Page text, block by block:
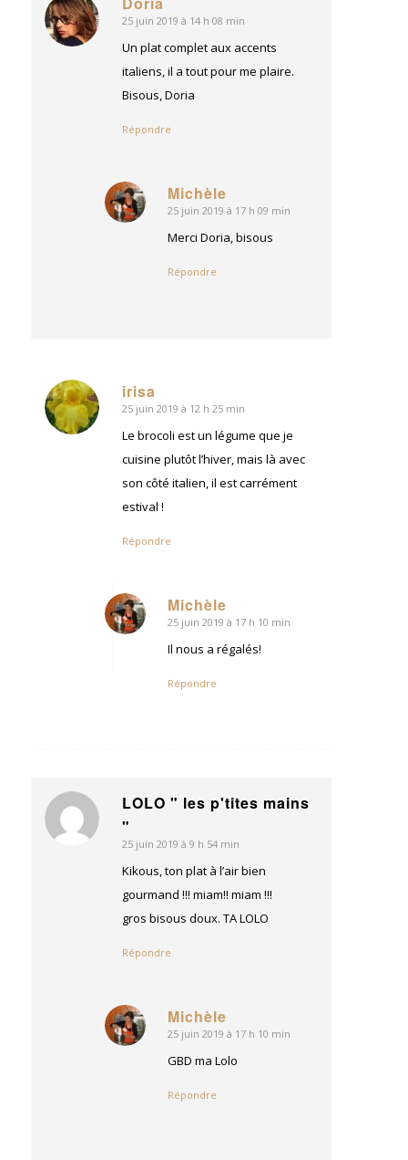
dit
:
25 juin 2019 à 14 h 08 min
Un plat complet aux accents
italiens, il a tout pour me plaire.
Bisous, Doria
Répondre
Michèle
dit
25 juin 2019 à 17 h 09 min
Merci Doria, bisous
Répondre
irisa
dit
:
25 juin 2019 à 12 h 25 min
Le brocoli est un légume que je
cuisine plutôt l’hiver, mais là avec
son côté italien, il est carrément
estival !
Répondre
Michèle
dit
25 juin 2019 à 17 h 10 min
Il nous a régalés!
Répondre
LOLO " les p'tites mains
"
:
25 juin 2019 à 9 h 54 min
Kikous, ton plat à l’air bien
gourmand !!! miam!! miam !!!
gros bisous doux. TA LOLO
Répondre
Michèle
dit
25 juin 2019 à 17 h 10 min
GBD ma Lolo
Répondre